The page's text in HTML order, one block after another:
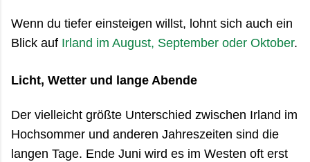
Wenn du tiefer einsteigen willst, lohnt sich auch ein
Blick auf Irland im August, September oder Oktober.
Licht, Wetter und lange Abende
Der vielleicht größte Unterschied zwischen Irland im
Hochsommer und anderen Jahreszeiten sind die
langen Tage. Ende Juni wird es im Westen oft erst